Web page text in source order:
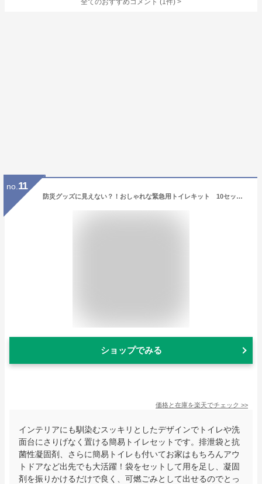
全てのおすすめコメント (1件) >
no. 11
防災グッズに見えない？！おしゃれな緊急用トイレキット 10セット 10年保証 ETK-01【沖縄離島等は別途確認】
ショップでみる
価格と在庫を楽天でチェック >>
インテリアにも馴染むスッキリとしたデザインでトイレや洗
面台にさりげなく置ける簡易トイレセットです。排泄袋と抗
菌性凝固剤、さらに簡易トイレも付いてお家はもちろんアウ
トドアなど出先でも大活躍！袋をセットして用を足し、凝固
剤を振りかけるだけで良く、可燃ごみとして出せるのでとっ